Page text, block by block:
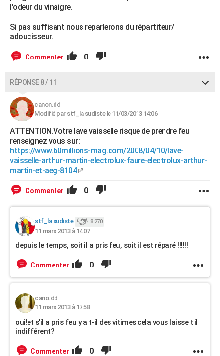
l'odeur du vinaigre.
Si pas suffisant nous reparlerons du répartiteur/
adoucisseur.
Commenter 0
RÉPONSE 8 / 11
canon.dd
Modifié par stf_la sudiste le 11/03/2013 14:06
ATTENTION.Votre lave vaisselle risque de prendre feu
renseignez vous sur:
https://www.60millions-mag.com/2008/04/10/lave-
vaisselle-arthur-martin-electrolux-faure-electrolux-arthur-
martin-et-aeg-8104
Commenter 0
stf_la sudiste 8 270
11 mars 2013 à 14:07
depuis le temps, soit il a pris feu, soit il est réparé !!!!!!
Commenter 0
cano.dd
11 mars 2013 à 17:58
oui!et s'il a pris feu y a t-il des vitimes cela vous laisse t il
indifférent?
Commenter 0